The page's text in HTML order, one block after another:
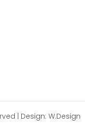
| Design: W.Design